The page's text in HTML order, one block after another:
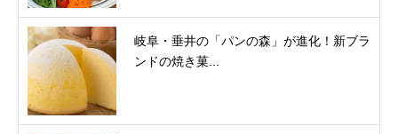
岐阜・垂井の「パンの森」が進化！新ブラ
ンドの焼き菓...